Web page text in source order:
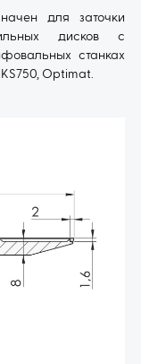
для заточки
дисков с
станках
Optimat.